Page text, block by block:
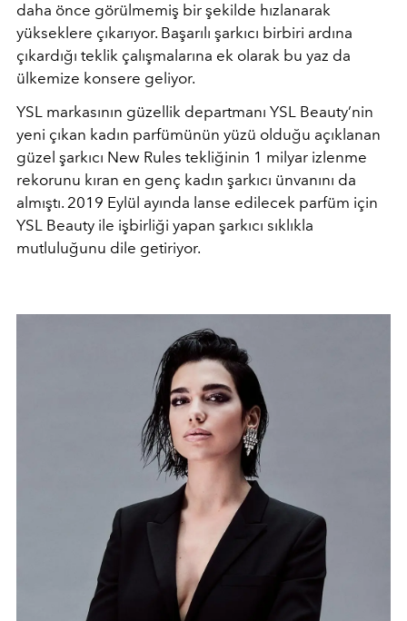
daha önce görülmemiş bir şekilde hızlanarak
yükseklere çıkarıyor. Başarılı şarkıcı birbiri ardına
çıkardığı teklik çalışmalarına ek olarak bu yaz da
ülkemize konsere geliyor.
YSL markasının güzellik departmanı YSL Beauty’nin
yeni çıkan kadın parfümünün yüzü olduğu açıklanan
güzel şarkıcı New Rules tekliğinin 1 milyar izlenme
rekorunu kıran en genç kadın şarkıcı ünvanını da
almıştı. 2019 Eylül ayında lanse edilecek parfüm için
YSL Beauty ile işbirliği yapan şarkıcı sıklıkla
mutluluğunu dile getiriyor.